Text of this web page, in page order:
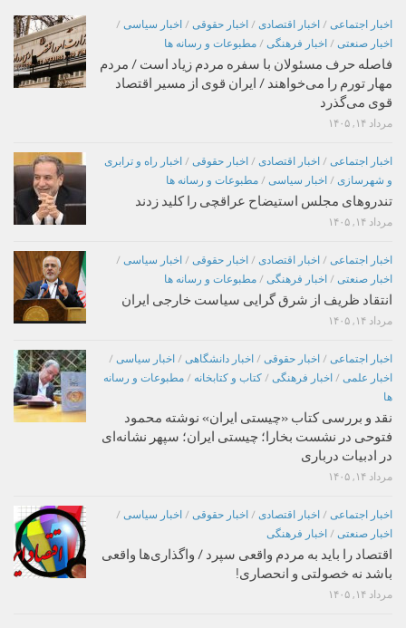
اخبار اجتماعی / اخبار اقتصادی / اخبار حقوقی / اخبار سیاسی /
اخبار صنعتی / اخبار فرهنگی / مطبوعات و رسانه ها
فاصله حرف مسئولان با سفره مردم زیاد است / مردم
مهار تورم را می‌خواهند / ایران قوی از مسیر اقتصاد
قوی می‌گذرد
مرداد ۱۴, ۱۴۰۵
اخبار اجتماعی / اخبار اقتصادی / اخبار حقوقی / اخبار راه و ترابری
و شهرسازی / اخبار سیاسی / مطبوعات و رسانه ها
تندروهای مجلس استیضاح عراقچی را کلید زدند
مرداد ۱۴, ۱۴۰۵
اخبار اجتماعی / اخبار اقتصادی / اخبار حقوقی / اخبار سیاسی /
اخبار صنعتی / اخبار فرهنگی / مطبوعات و رسانه ها
انتقاد ظریف از شرق گرایی سیاست خارجی ایران
مرداد ۱۴, ۱۴۰۵
اخبار اجتماعی / اخبار حقوقی / اخبار دانشگاهی / اخبار سیاسی /
اخبار علمی / اخبار فرهنگی / کتاب و کتابخانه / مطبوعات و رسانه
ها
نقد و بررسی کتاب «چیستی ایران» نوشته محمود
فتوحی در نشست بخارا؛ چیستی ایران؛ سپهر نشانه‌ای
در ادبیات درباری
مرداد ۱۴, ۱۴۰۵
اخبار اجتماعی / اخبار اقتصادی / اخبار حقوقی / اخبار سیاسی /
اخبار صنعتی / اخبار فرهنگی
اقتصاد را باید به مردم واقعی سپرد / واگذاری‌ها واقعی
باشد نه خصولتی و انحصاری!
مرداد ۱۴, ۱۴۰۵